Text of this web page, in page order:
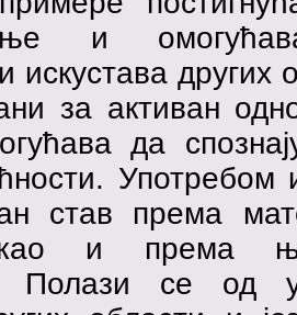
и
искустава других
за активан
да
став према
и према
Полази се од